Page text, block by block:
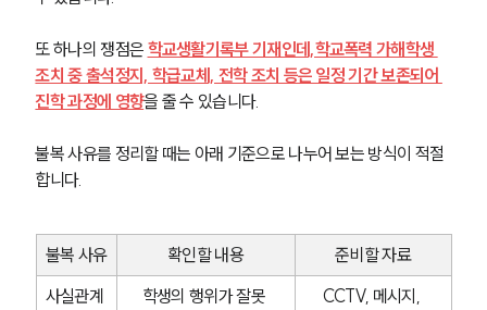
학교폭력전문변호사
소식/자료
언론보도
법률서식
뉴스레터/브로슈어
세미나
또 하나의 쟁점은 학교생활기록부 기재인데,학교폭력 가해학생
조치 중 출석정지, 학급교체, 전학 조치 등은 일정 기간 보존되어
진학 과정에 영향을 줄 수 있습니다.
불복 사유를 정리할 때는 아래 기준으로 나누어 보는 방식이 적절
합니다.
불복 사유 확인할 내용
준비할 자료
사실관계
학생의 행위가 잘못
CCTV, 메시지,